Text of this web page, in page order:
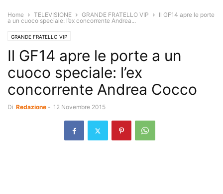
Home TELEVISIONE GRANDE FRATELLO VIP
Il GF14 apre le porte
a un cuoco speciale: l’ex concorrente Andrea...
GRANDE FRATELLO VIP
Il GF14 apre le porte a un
cuoco speciale: l’ex
concorrente Andrea Cocco
Di Redazione - 12 Novembre 2015